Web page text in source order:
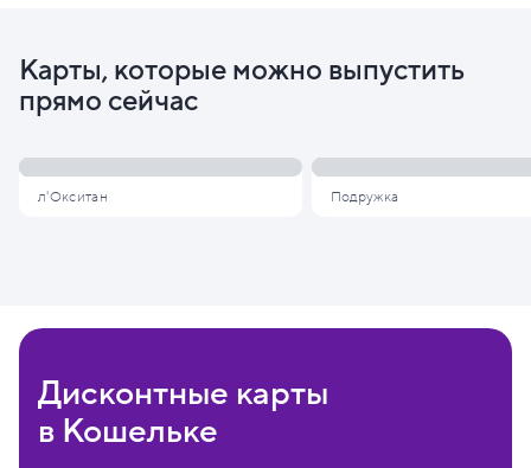
Карты, которые можно выпустить
прямо сейчас
л'Окситан Подружка
Дисконтные карты
в Кошельке